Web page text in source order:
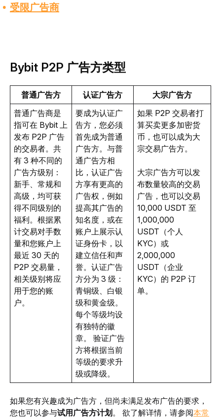
受限广告商
Bybit P2P 广告方类型
普通广告方 认证广告方
大宗广告方
普通广告商是
指可在 Bybit 上
发布 P2P 广告
的交易者。共
有 3 种不同的
广告方级别：
新手、常规和
高级，均可获
得不同级别的
福利。根据累
计交易对手数
量和您账户上
最近 30 天的
P2P 交易量，
相关级别将应
用于您的账
户。
要成为认证广
告方，您必须
首先成为普通
广告方。与普
通广告方相
比，认证广告
方享有更高的
广告权，例如
提高其广告的
知名度，或在
账户上展示认
证身份卡，以
建立信任和声
誉。 认证广告
方分为 3 级：
青铜级、白银
级和黄金级。
每个等级均设
有独特的徽
章。 验证广告
方将根据当前
等级的要求升
级或降级。
如果 P2P 交易者打
算买卖更多加密货
币，也可以成为大
宗交易广告方。
大宗广告方可以发
布数量较高的交易
广告，也可以交易
10,000 USDT 至
1,000,000
USDT（个人
KYC）或
2,000,000
USDT（企业
KYC）的 P2P 订
单。
如果您有兴趣成为广告方，但尚未满足发布广告的要求，
您也可以参与试用广告方计划 。 欲了解详情，请参阅本常